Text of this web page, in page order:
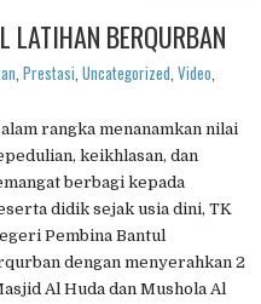
LATIHAN BERQURBAN
, Prestasi, Uncategorized, Video,
rangka menanamkan nilai
keikhlasan, dan
berbagi kepada
didik sejak usia dini, TK
Pembina Bantul
dengan menyerahkan 2
Al Huda dan Mushola Al